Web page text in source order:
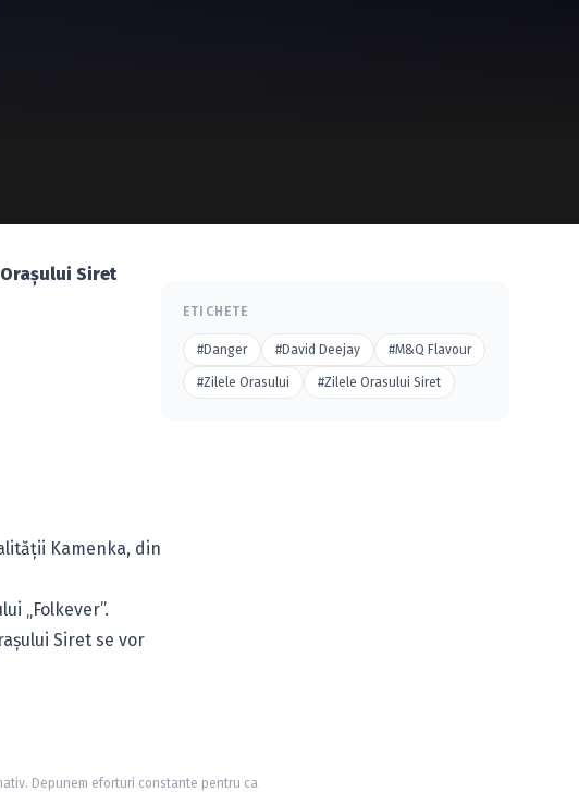
Siret
Kamenka, din
„Folkever”.
Siret se vor
ETICHETE
#Danger #David Deejay #M&Q Flavour
#Zilele Orasului #Zilele Orasului Siret
Depunem eforturi constante pentru ca